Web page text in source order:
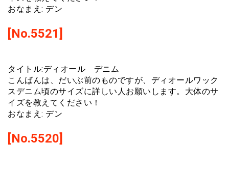
おなまえ: デン
[No.5521]
タイトル:ディオール デニム
こんばんは、だいぶ前のものですが、ディオールワック
スデニム頃のサイズに詳しい人お願いします。大体のサ
イズを教えてください！
おなまえ: デン
[No.5520]